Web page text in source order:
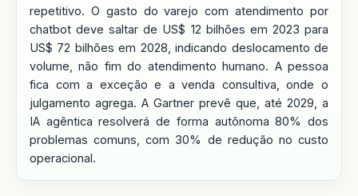
repetitivo. O gasto do varejo com atendimento por
chatbot deve saltar de US$ 12 bilhões em 2023 para
US$ 72 bilhões em 2028, indicando deslocamento de
volume, não fim do atendimento humano. A pessoa
fica com a exceção e a venda consultiva, onde o
julgamento agrega. A Gartner prevê que, até 2029, a
IA agêntica resolverá de forma autônoma 80% dos
problemas comuns, com 30% de redução no custo
operacional.